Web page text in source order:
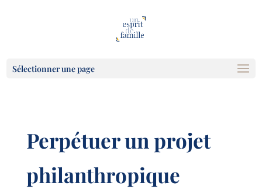
Sélectionner une page
Perpétuer un projet
philanthropique